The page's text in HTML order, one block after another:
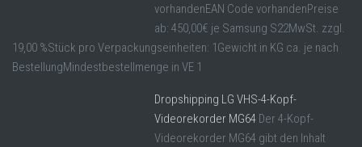
vorhandenEAN Code vorhandenPreise
ab: 450,00€ je Samsung S22MwSt. zzgl.
19,00 %Stück pro Verpackungseinheiten: 1Gewicht in KG ca. je nach
BestellungMindestbestellmenge in VE 1
Dropshipping LG VHS-4-Kopf-
Videorekorder MG64 Der 4-Kopf-
Videorekorder MG64 gibt den Inhalt